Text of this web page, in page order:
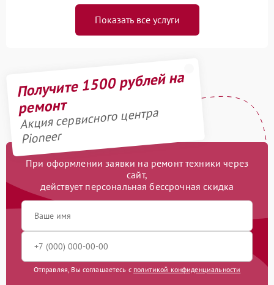
Показать все услуги
Получите 1500 рублей на
ремонт
Акция сервисного центра
Pioneer
При оформлении заявки на ремонт техники через
сайт,
действует персональная бессрочная скидка
Отправляя, Вы соглашаетесь с политикой конфиденциальности